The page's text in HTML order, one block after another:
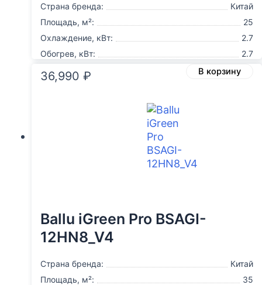
Страна бренда:
Китай
Площадь, м²:
25
Охлаждение, кВт:
2.7
Обогрев, кВт:
2.7
36,990 ₽ В корзину
Ballu iGreen Pro BSAGI-
12HN8_V4
Страна бренда:
Китай
Площадь, м²:
35